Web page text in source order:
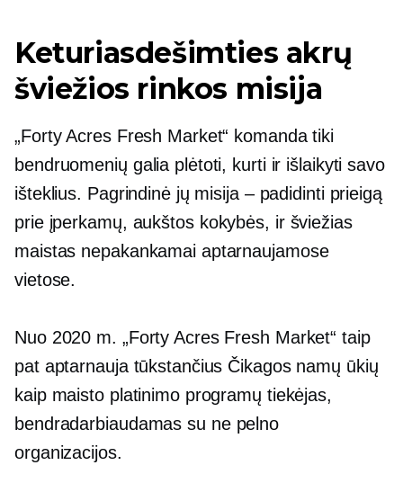
Keturiasdešimties akrų
šviežios rinkos misija
„Forty Acres Fresh Market“ komanda tiki
bendruomenių galia plėtoti, kurti ir išlaikyti savo
išteklius. Pagrindinė jų misija – padidinti prieigą
prie įperkamų, aukštos kokybės, ir šviežias
maistas nepakankamai aptarnaujamose
vietose.
Nuo 2020 m. „Forty Acres Fresh Market“ taip
pat aptarnauja tūkstančius Čikagos namų ūkių
kaip maisto platinimo programų tiekėjas,
bendradarbiaudamas su ne pelno
organizacijos.